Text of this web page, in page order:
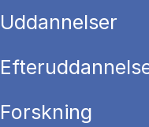
Uddannelser
Forskning